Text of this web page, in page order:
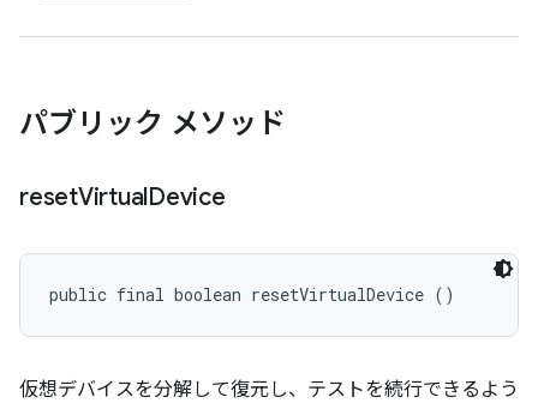
パブリック メソッド
resetVirtualDevice
public final boolean resetVirtualDevice ()
仮想デバイスを分解して復元し、テストを続行できるよう